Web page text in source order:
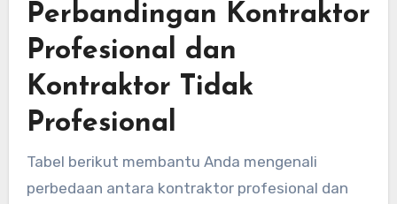
Perbandingan Kontraktor
Profesional dan
Kontraktor Tidak
Profesional
Tabel berikut membantu Anda mengenali
perbedaan antara kontraktor profesional dan